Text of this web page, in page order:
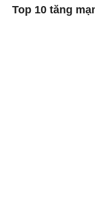
Top 10 tăng